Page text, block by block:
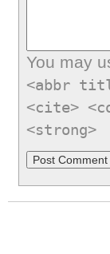
You may
<abbr
<cite>
<strong>